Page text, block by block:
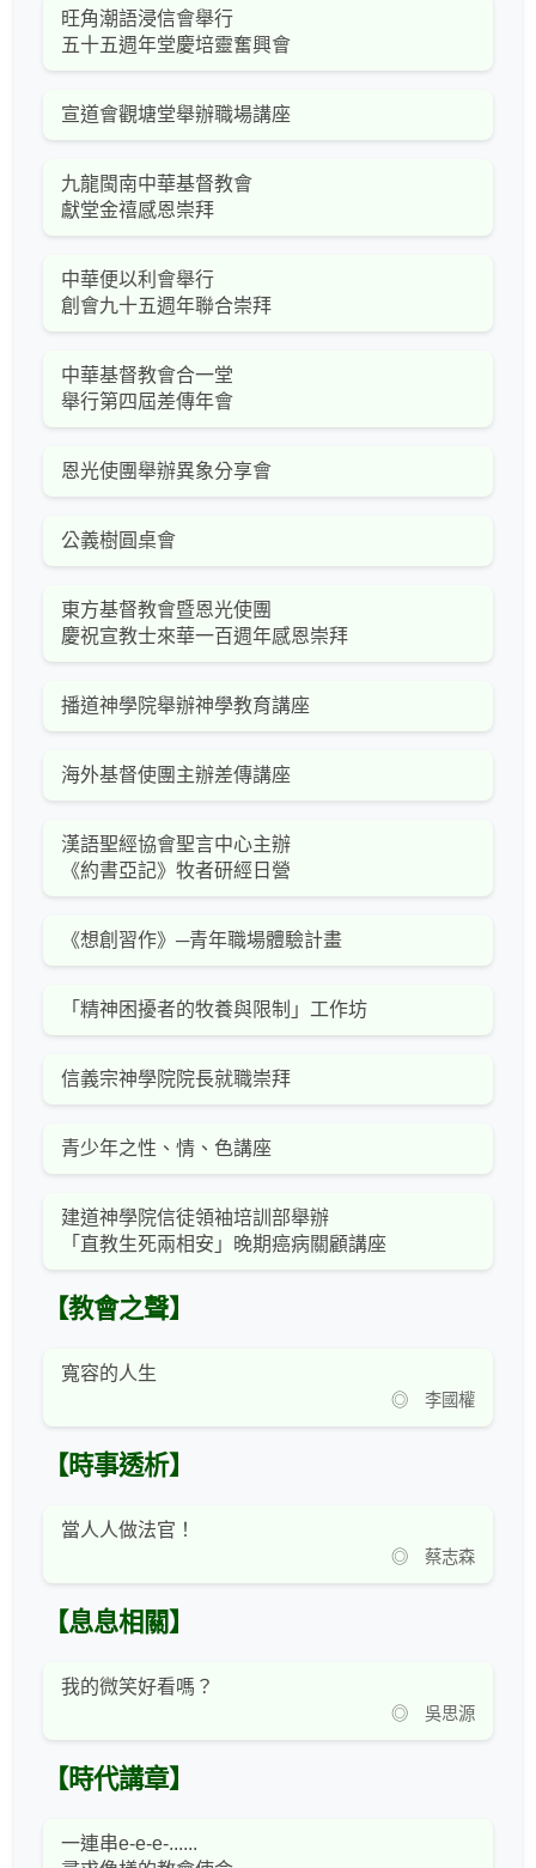
旺角潮語浸信會舉行
五十五週年堂慶培靈奮興會
宣道會觀塘堂舉辦職場講座
九龍閩南中華基督教會
獻堂金禧感恩崇拜
中華便以利會舉行
創會九十五週年聯合崇拜
中華基督教會合一堂
舉行第四屆差傳年會
恩光使團舉辦異象分享會
公義樹圓桌會
東方基督教會暨恩光使團
慶祝宣教士來華一百週年感恩崇拜
播道神學院舉辦神學教育講座
海外基督使團主辦差傳講座
漢語聖經協會聖言中心主辦
《約書亞記》牧者研經日營
《想創習作》─青年職場體驗計畫
「精神困擾者的牧養與限制」工作坊
信義宗神學院院長就職崇拜
青少年之性、情、色講座
建道神學院信徒領袖培訓部舉辦
「直教生死兩相安」晚期癌病關顧講座
【教會之聲】
寬容的人生
◎ 李國權
【時事透析】
當人人做法官！
◎ 蔡志森
【息息相關】
我的微笑好看嗎？
◎ 吳思源
【時代講章】
一連串e-e-e-......